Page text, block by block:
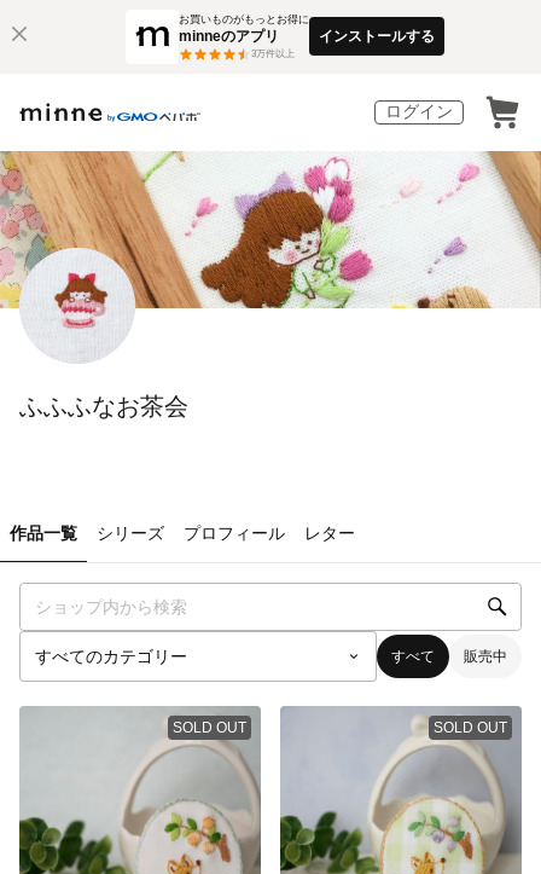
お買いものがもっとお得に
minneのアプリ
3万件以上
インストールする
ログイン
ふふふなお茶会
作品一覧 シリーズ プロフィール レター
すべて 販売中
SOLD OUT SOLD OUT